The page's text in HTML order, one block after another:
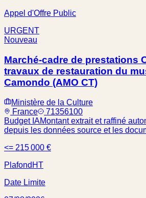
Appel d'Offre Public
URGENT
Nouveau
Marché-cadre de prestations
travaux de restauration du
Camondo (AMO CT)
Ministère de la Culture
France
71356100
Budget IAMontant extrait et raffiné
depuis les données source et les
<= 215 000 €
Plafond HT
Date Limite